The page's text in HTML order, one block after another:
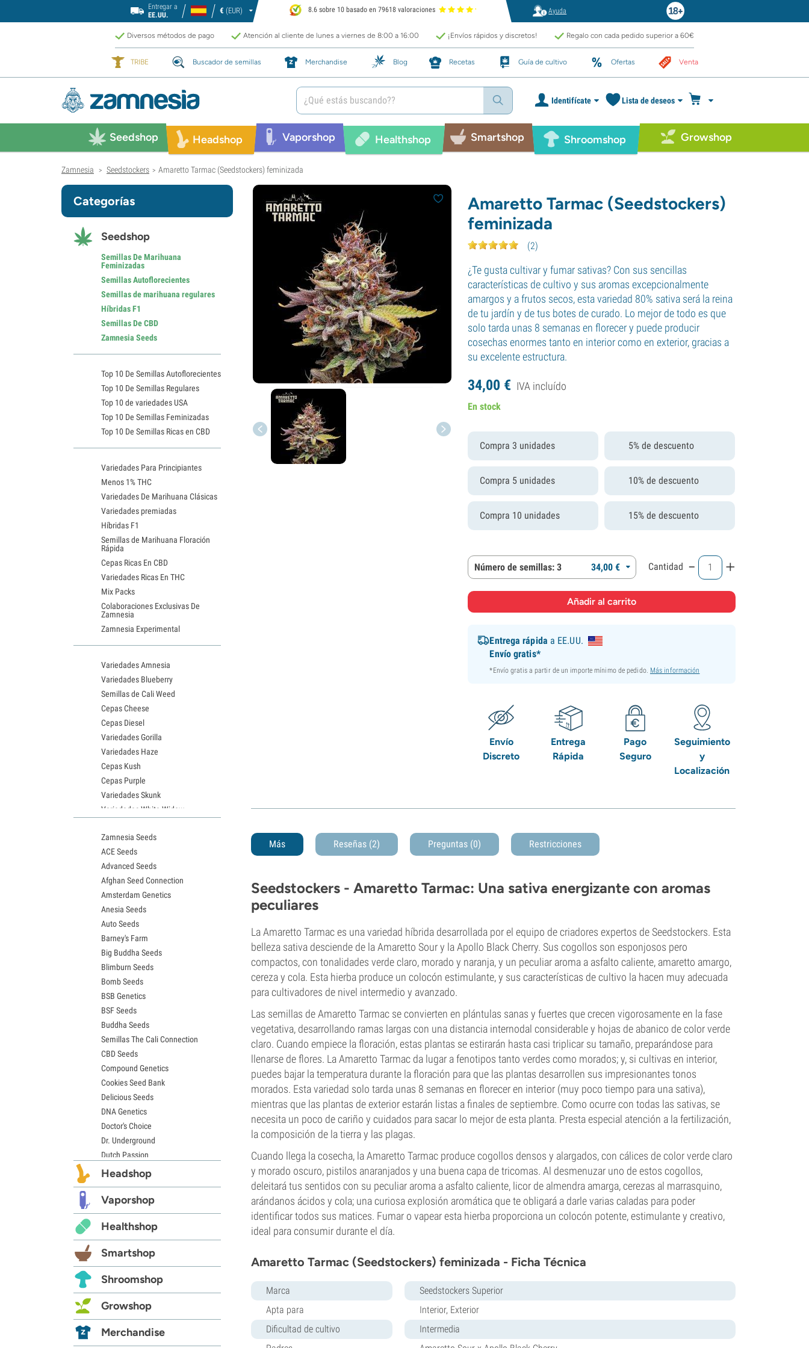
Entregar a
EE.UU.
€ (EUR) 8.6 sobre 10 basado en 79618 valoraciones Ayuda
Diversos métodos de pago Atención al cliente de lunes a viernes de 8:00 a 16:00 ¡Envíos rápidos y discretos! Regalo con cada pedido superior a 60€
TRIBE Buscador de semillas Merchandise Blog Recetas Guía de cultivo Ofertas Venta
Identifícate Lista de deseos
Seedshop Headshop Vaporshop Healthshop Smartshop Shroomshop Growshop
Zamnesia > Seedstockers > Amaretto Tarmac (Seedstockers) feminizada
Amaretto Tarmac (Seedstockers)
feminizada
(2)
¿Te gusta cultivar y fumar sativas? Con sus sencillas
características de cultivo y sus aromas excepcionalmente
amargos y a frutos secos, esta variedad 80% sativa será la reina
de tu jardín y de tus botes de curado. Lo mejor de todo es que
solo tarda unas 8 semanas en florecer y puede producir
cosechas enormes tanto en interior como en exterior, gracias a
su excelente estructura.
34,00 € IVA incluído
En stock
Compra 3 unidades 5% de descuento
Compra 5 unidades 10% de descuento
Compra 10 unidades 15% de descuento
Número de semillas: 3 34,00 € Cantidad - +
Entrega rápida a EE.UU.
Envío gratis*
*Envío gratis a partir de un importe mínimo de pedido. Más información
Envío
Discreto
Entrega
Rápida
Pago
Seguro
Seguimiento
y
Localización
Más Reseñas (2) Preguntas (0) Restricciones
Seedstockers - Amaretto Tarmac: Una sativa energizante con aromas
peculiares
La Amaretto Tarmac es una variedad híbrida desarrollada por el equipo de criadores expertos de Seedstockers. Esta
belleza sativa desciende de la Amaretto Sour y la Apollo Black Cherry. Sus cogollos son esponjosos pero
compactos, con tonalidades verde claro, morado y naranja, y un peculiar aroma a asfalto caliente, amaretto amargo,
cereza y cola. Esta hierba produce un colocón estimulante, y sus características de cultivo la hacen muy adecuada
para cultivadores de nivel intermedio y avanzado.
Las semillas de Amaretto Tarmac se convierten en plántulas sanas y fuertes que crecen vigorosamente en la fase
vegetativa, desarrollando ramas largas con una distancia internodal considerable y hojas de abanico de color verde
claro. Cuando empiece la floración, estas plantas se estirarán hasta casi triplicar su tamaño, preparándose para
llenarse de flores. La Amaretto Tarmac da lugar a fenotipos tanto verdes como morados; y, si cultivas en interior,
puedes bajar la temperatura durante la floración para que las plantas desarrollen sus impresionantes tonos
morados. Esta variedad solo tarda unas 8 semanas en florecer en interior (muy poco tiempo para una sativa),
mientras que las plantas de exterior estarán listas a finales de septiembre. Como ocurre con todas las sativas, se
necesita un poco de cariño y cuidados para sacar lo mejor de esta planta. Presta especial atención a la fertilización,
la composición de la tierra y las plagas.
Cuando llega la cosecha, la Amaretto Tarmac produce cogollos densos y alargados, con cálices de color verde claro
y morado oscuro, pistilos anaranjados y una buena capa de tricomas. Al desmenuzar uno de estos cogollos,
deleitará tus sentidos con su peculiar aroma a asfalto caliente, licor de almendra amarga, cerezas al marrasquino,
arándanos ácidos y cola; una curiosa explosión aromática que te obligará a darle varias caladas para poder
identificar todos sus matices. Fumar o vapear esta hierba proporciona un colocón potente, estimulante y creativo,
ideal para consumir durante el día.
Amaretto Tarmac (Seedstockers) feminizada - Ficha Técnica
Marca
Seedstockers Superior
Apta para
Interior, Exterior
Dificultad de cultivo
Intermedia
Categorías
Seedshop
Semillas De Marihuana
Feminizadas
Semillas Autoflorecientes
Semillas de marihuana regulares
Híbridas F1
Semillas De CBD
Zamnesia Seeds
Top 10 De Semillas Autoflorecientes
Top 10 De Semillas Regulares
Top 10 de variedades USA
Top 10 De Semillas Feminizadas
Top 10 De Semillas Ricas en CBD
Variedades Para Principiantes
Menos 1% THC
Variedades De Marihuana Clásicas
Variedades premiadas
Híbridas F1
Semillas de Marihuana Floración
Rápida
Cepas Ricas En CBD
Variedades Ricas En THC
Mix Packs
Colaboraciones Exclusivas De
Zamnesia
Zamnesia Experimental
Variedades Amnesia
Variedades Blueberry
Semillas de Cali Weed
Cepas Cheese
Cepas Diesel
Variedades Gorilla
Variedades Haze
Cepas Kush
Cepas Purple
Variedades Skunk
Variedades White Widow
Semillas de Granddaddy Purple
Semillas de OG Kush
Semillas de Blue Dream
Semillas de Lemon Haze
Semillas de Bruce Banner
Semillas de Gelato
Semillas de Sour Diesel
Semillas de Jack Herer
Semillas de Girl Scout Cookies
Semillas de Wedding Cake
Semillas de Zkittlez
Semillas de Pineapple Express
Semillas de Chemdawg
Semillas de Hindu Kush
Semillas de Mimosa
Zamnesia Seeds
ACE Seeds
Advanced Seeds
Afghan Seed Connection
Amsterdam Genetics
Anesia Seeds
Auto Seeds
Barney's Farm
Big Buddha Seeds
Blimburn Seeds
Bomb Seeds
BSB Genetics
BSF Seeds
Buddha Seeds
Semillas The Cali Connection
CBD Seeds
Compound Genetics
Cookies Seed Bank
Delicious Seeds
DNA Genetics
Doctor's Choice
Dr. Underground
Dutch Passion
Elite Seeds
Exotic Seed
Expert Seeds
FastBuds
Female Seeds
French Touch Seeds
Garden of Green
GeneSeeds
G13 Labs
Grass-O-Matic
Headshop
Vaporshop
Healthshop
Smartshop
Shroomshop
Growshop
Merchandise